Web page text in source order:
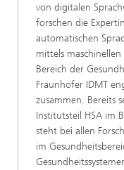
von digitalen
forschen die
automatischen
mittels
Bereich der
Fraunhofer IDMT
zusammen. Bereits
Institutsteil HSA im
steht bei allen
im